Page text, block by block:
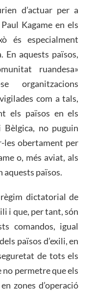
d’actuar per a
Kagame en els
és especialment
En aquests països,
ruandesa»
organitzacions
com a tals,
els països en els
Bèlgica, no puguin
les obertament per
o, més aviat, als
aquests països.
dictatorial de
i que, per tant, són
comandos, igual
països d’exili, en
de tots els
permetre que els
zones d’operació